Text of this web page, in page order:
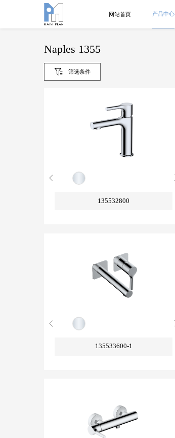
网站首页 产品中心
Naples 1355
筛选条件
135532800
135533600-1